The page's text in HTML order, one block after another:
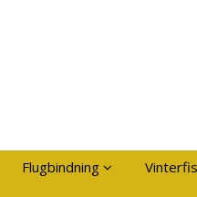
Flugbindning